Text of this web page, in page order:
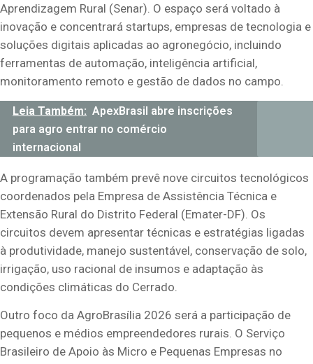
Aprendizagem Rural (Senar). O espaço será voltado à
inovação e concentrará startups, empresas de tecnologia e
soluções digitais aplicadas ao agronegócio, incluindo
ferramentas de automação, inteligência artificial,
monitoramento remoto e gestão de dados no campo.
Leia Também: ApexBrasil abre inscrições
para agro entrar no comércio
internacional
A programação também prevê nove circuitos tecnológicos
coordenados pela Empresa de Assistência Técnica e
Extensão Rural do Distrito Federal (Emater-DF). Os
circuitos devem apresentar técnicas e estratégias ligadas
à produtividade, manejo sustentável, conservação de solo,
irrigação, uso racional de insumos e adaptação às
condições climáticas do Cerrado.
Outro foco da AgroBrasília 2026 será a participação de
pequenos e médios empreendedores rurais. O Serviço
Brasileiro de Apoio às Micro e Pequenas Empresas no